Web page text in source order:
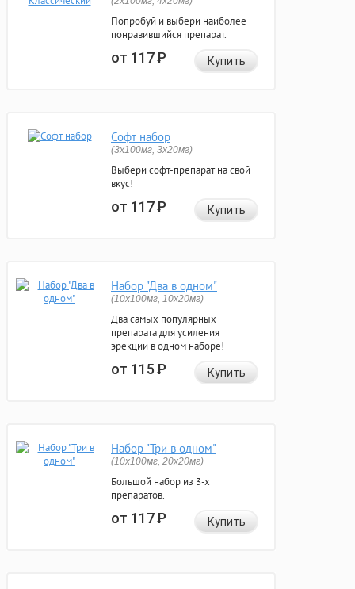
Попробуй и выбери наиболее
понравившийся препарат.
от 117Р Купить
Софт набор
(3x100мг, 3x20мг)
Выбери софт-препарат на свой
вкус!
от 117Р Купить
Набор "Два в одном"
(10x100мг, 10x20мг)
Два самых популярных
препарата для усиления
эрекции в одном наборе!
от 115Р Купить
Набор "Три в одном"
(10x100мг, 20x20мг)
Большой набор из 3-х
препаратов.
от 117Р Купить